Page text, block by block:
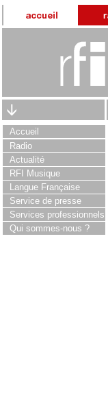
Accueil
Radio
Actualité
RFI Musique
Langue Française
Service de presse
Services professionnels
Qui sommes-nous ?